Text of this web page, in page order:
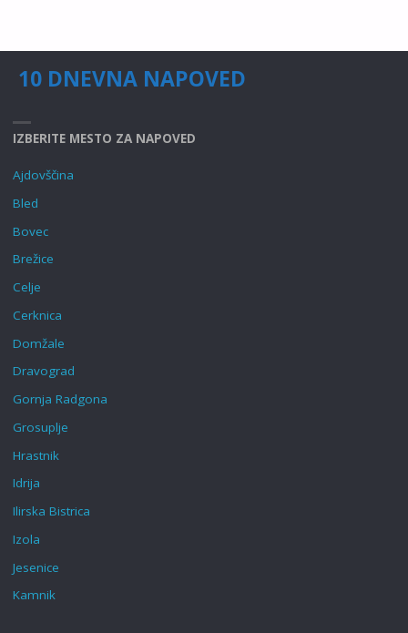
10 DNEVNA NAPOVED
IZBERITE MESTO ZA NAPOVED
Ajdovščina
Bled
Bovec
Brežice
Celje
Cerknica
Domžale
Dravograd
Gornja Radgona
Grosuplje
Hrastnik
Idrija
Ilirska Bistrica
Izola
Jesenice
Kamnik